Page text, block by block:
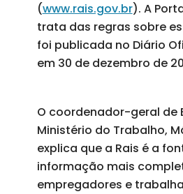
(www.rais.gov.br). A
trata das regras sobre
foi publicada no Diário
em 30 de dezembro de
O coordenador-geral de
Ministério do Trabalho,
explica que a Rais é a
informação mais
empregadores e